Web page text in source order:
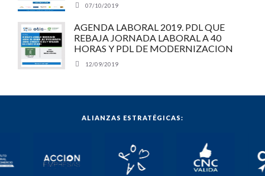
07/10/2019
AGENDA LABORAL 2019. PDL QUE
REBAJA JORNADA LABORAL A 40
HORAS Y PDL DE MODERNIZACION
LABORAL: ¿QUÉ TIPO DE NORMATIVA
LABORAL NECESITA EL PAÍS EN ESTA
12/09/2019
ALIANZAS ESTRATÉGICAS: